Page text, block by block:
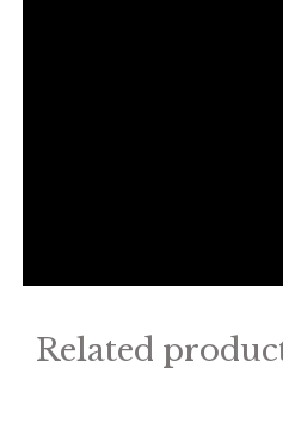
Related